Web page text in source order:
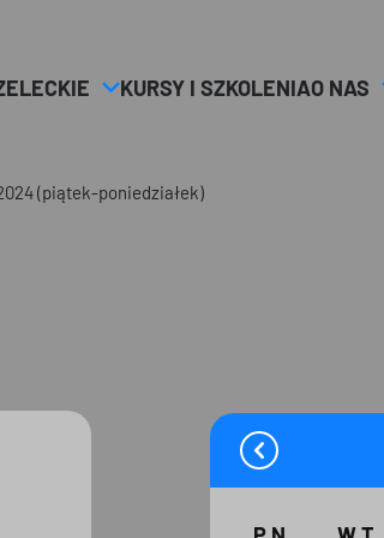
KURSY I SZKOLENIAO NAS
(piątek-poniedziałek)